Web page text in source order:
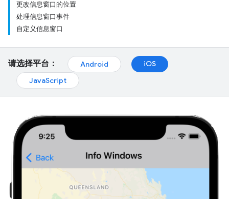
更改信息窗口的位置
处理信息窗口事件
自定义信息窗口
请选择平台： Android
iOS
JavaScript